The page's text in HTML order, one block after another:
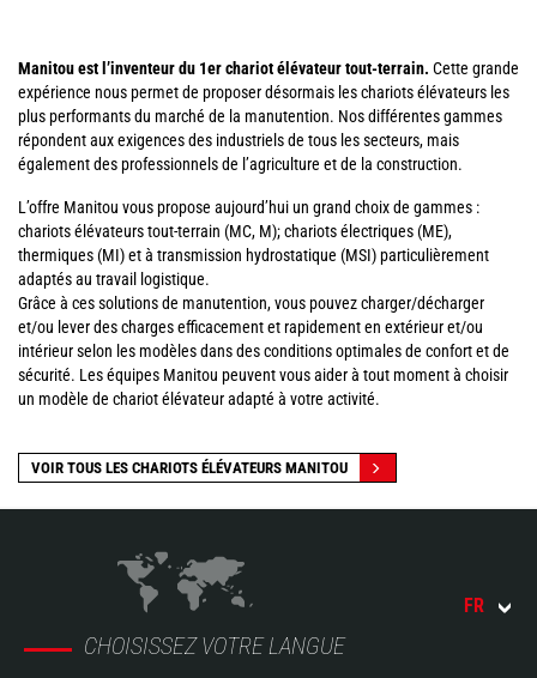
Manitou est l’inventeur du 1er chariot élévateur tout-terrain. Cette grande
expérience nous permet de proposer désormais les chariots élévateurs les
plus performants du marché de la manutention. Nos différentes gammes
répondent aux exigences des industriels de tous les secteurs, mais
également des professionnels de l’agriculture et de la construction.
L’offre Manitou vous propose aujourd’hui un grand choix de gammes :
chariots élévateurs tout-terrain (MC, M); chariots électriques (ME),
thermiques (MI) et à transmission hydrostatique (MSI) particulièrement
adaptés au travail logistique.
Grâce à ces solutions de manutention, vous pouvez charger/décharger
et/ou lever des charges efficacement et rapidement en extérieur et/ou
intérieur selon les modèles dans des conditions optimales de confort et de
sécurité. Les équipes Manitou peuvent vous aider à tout moment à choisir
un modèle de chariot élévateur adapté à votre activité.
VOIR TOUS LES CHARIOTS ÉLÉVATEURS MANITOU
CHOISISSEZ VOTRE LANGUE
FR